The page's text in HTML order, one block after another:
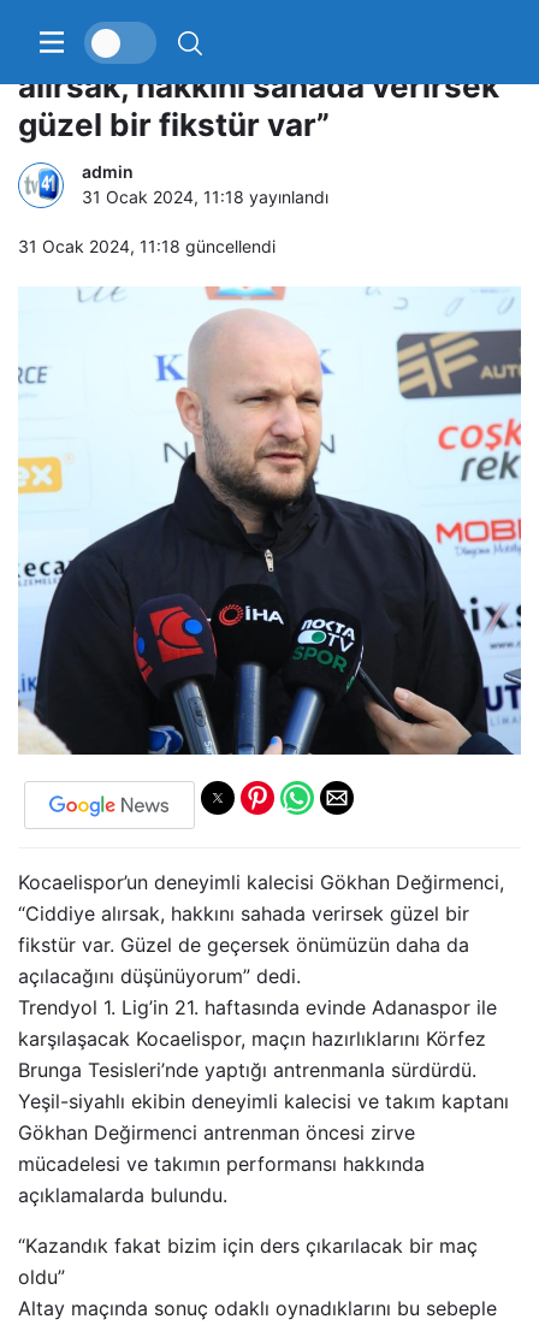
Gökhan Değirmenci: “Ciddiye
alırsak, hakkını sahada verirsek
güzel bir fikstür var”
admin
31 Ocak 2024, 11:18 yayınlandı
31 Ocak 2024, 11:18 güncellendi
Kocaelispor’un deneyimli kalecisi Gökhan Değirmenci,
“Ciddiye alırsak, hakkını sahada verirsek güzel bir
fikstür var. Güzel de geçersek önümüzün daha da
açılacağını düşünüyorum” dedi.
Trendyol 1. Lig’in 21. haftasında evinde Adanaspor ile
karşılaşacak Kocaelispor, maçın hazırlıklarını Körfez
Brunga Tesisleri’nde yaptığı antrenmanla sürdürdü.
Yeşil-siyahlı ekibin deneyimli kalecisi ve takım kaptanı
Gökhan Değirmenci antrenman öncesi zirve
mücadelesi ve takımın performansı hakkında
açıklamalarda bulundu.
“Kazandık fakat bizim için ders çıkarılacak bir maç
oldu”
Altay maçında sonuç odaklı oynadıklarını bu sebeple